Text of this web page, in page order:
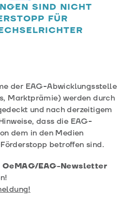
sind nicht
für
der EAG-Abwicklungsstelle
Marktprämie) werden durch
und nach derzeitigem
dass die EAG-
dem in den Medien
betroffen sind.
OeMAG/EAG-Newsletter